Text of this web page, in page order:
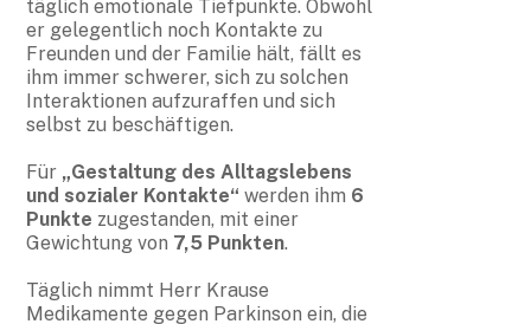
täglich emotionale Tiefpunkte. Obwohl
er gelegentlich noch Kontakte zu
Freunden und der Familie hält, fällt es
ihm immer schwerer, sich zu solchen
Interaktionen aufzuraffen und sich
selbst zu beschäftigen.
Für „Gestaltung des Alltagslebens
und sozialer Kontakte“ werden ihm 6
Punkte zugestanden, mit einer
Gewichtung von 7,5 Punkten.
Täglich nimmt Herr Krause
Medikamente gegen Parkinson ein, die